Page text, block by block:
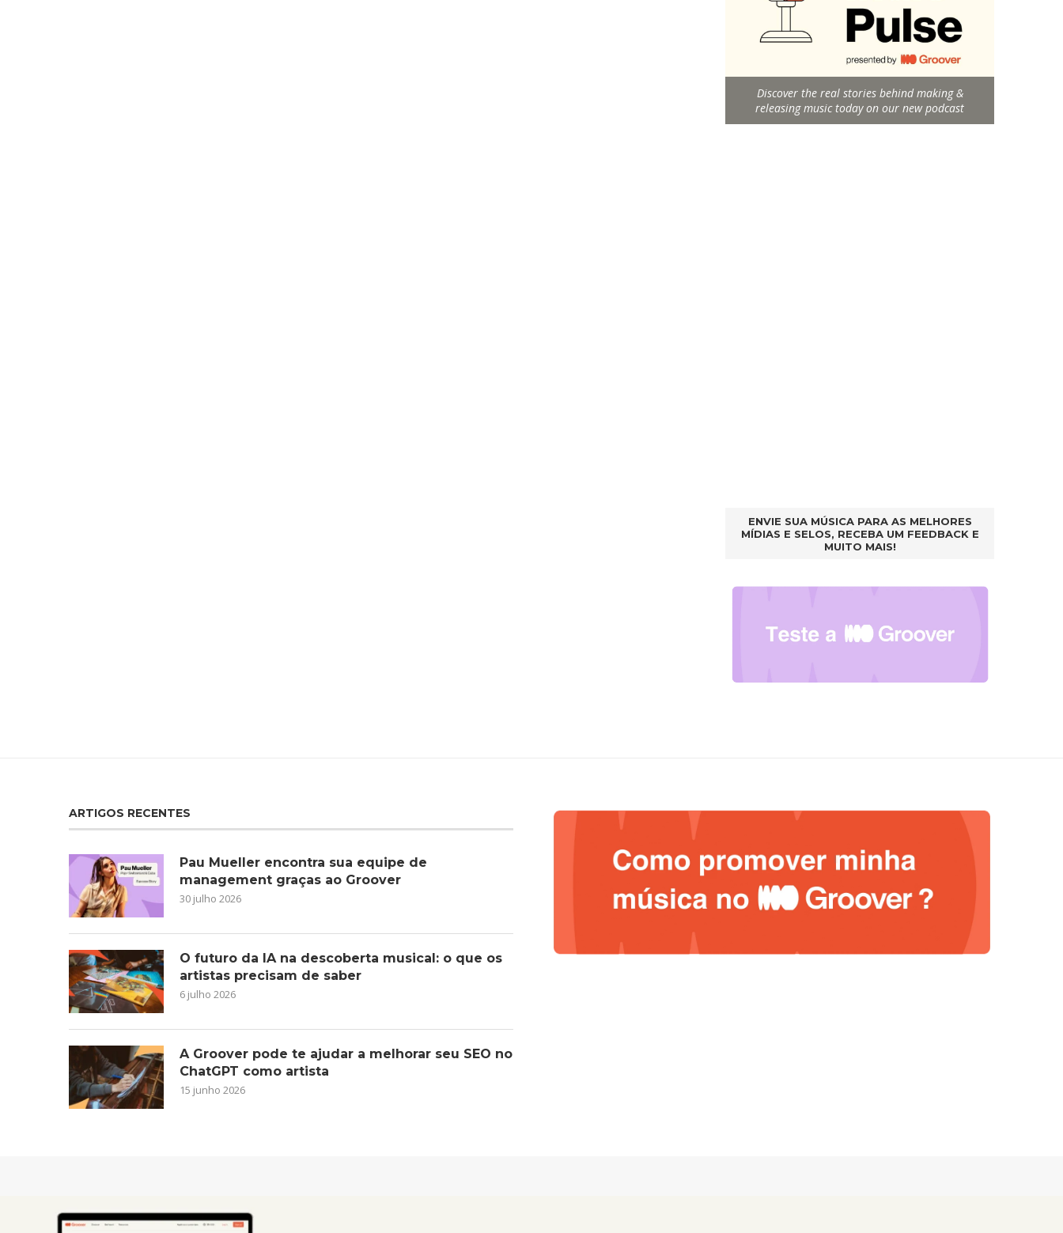
Discover the real stories behind making &
releasing music today on our new podcast
ENVIE SUA MÚSICA PARA AS MELHORES
MÍDIAS E SELOS, RECEBA UM FEEDBACK E
MUITO MAIS!
ARTIGOS RECENTES
Pau Mueller encontra sua equipe de
management graças ao Groover
30 julho 2026
O futuro da IA na descoberta musical: o que os
artistas precisam de saber
6 julho 2026
A Groover pode te ajudar a melhorar seu SEO no
ChatGPT como artista
15 junho 2026